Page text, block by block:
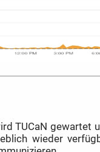
TUCaN gewartet
wieder